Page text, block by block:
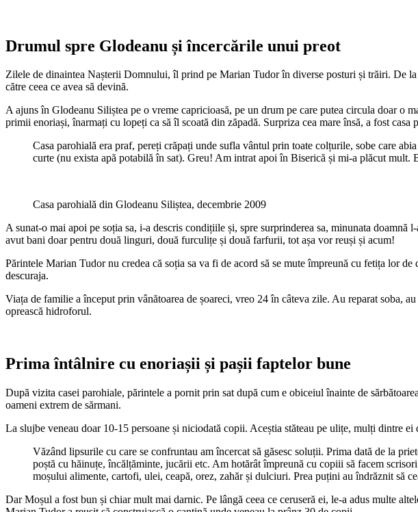
Drumul spre Glodeanu și încercările unui preot
Zilele de dinaintea Nașterii Domnului, îl prind pe Marian Tudor în diverse posturi și trăiri. De
către ceea ce avea să devină.
A ajuns în Glodeanu Siliștea pe o vreme capricioasă, pe un drum pe care putea circula doar o
primii enoriași, înarmați cu lopeți ca să îl scoată din zăpadă. Surpriza cea mare însă, a fost casa
Casa parohială era praf, pereți crăpați unde sufla vântul prin toate colțurile, sobe care
curte (nu exista apă potabilă în sat). Greu! Am intrat apoi în Biserică și mi-a plăcut mult.
Casa parohială din Glodeanu Siliștea, decembrie 2009
A sunat-o mai apoi pe soția sa, i-a descris condițiile și, spre surprinderea sa, minunata
avut bani doar pentru două linguri, două furculițe și două farfurii, tot așa vor reuși și acum!
Părintele Marian Tudor nu credea că soția sa va fi de acord să se mute împreună cu fetița lor
descuraja.
Viața de familie a început prin vânătoarea de șoareci, vreo 24 în câteva zile. Au reparat soba,
oprească hidroforul.
Prima întâlnire cu enoriașii și pașii faptelor bune
După vizita casei parohiale, părintele a pornit prin sat după cum e obiceiul înainte de
oameni extrem de sărmani.
La slujbe veneau doar 10-15 persoane și niciodată copii. Aceștia stăteau pe ulițe, mulți dintre
Văzând lipsurile cu care se confruntau am încercat să găsesc soluții. Prima dată de la
poștă cu hăinuțe, încălțăminte, jucării etc. Am hotărât împreună cu copiii să facem
moșului alimente, cartofi, ulei, ceapă, orez, zahăr și dulciuri. Prea puțini au îndrăznit să
Dar Moșul a fost bun și chiar mult mai darnic. Pe lângă ceea ce ceruseră ei, le-a adus multe